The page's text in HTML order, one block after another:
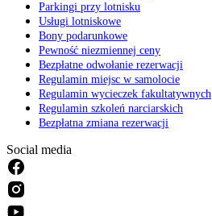
Parkingi przy lotnisku
Usługi lotniskowe
Bony podarunkowe
Pewność niezmiennej ceny
Bezpłatne odwołanie rezerwacji
Regulamin miejsc w samolocie
Regulamin wycieczek fakultatywnych
Regulamin szkoleń narciarskich
Bezpłatna zmiana rezerwacji
Social media